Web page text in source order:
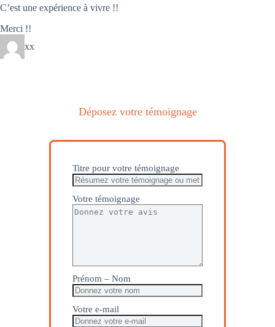
C’est une expérience à vivre !!
Merci !!
xx
Déposez votre témoignage
Titre pour votre témoignage
Votre témoignage
Prénom – Nom
Votre e-mail